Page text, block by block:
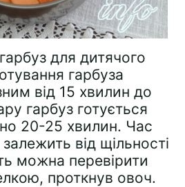
для дитячого
гарбуза
від 15 хвилин до
гарбуз готується
20-25 хвилин. Час
від щільності
можна перевірити
проткнув овоч.